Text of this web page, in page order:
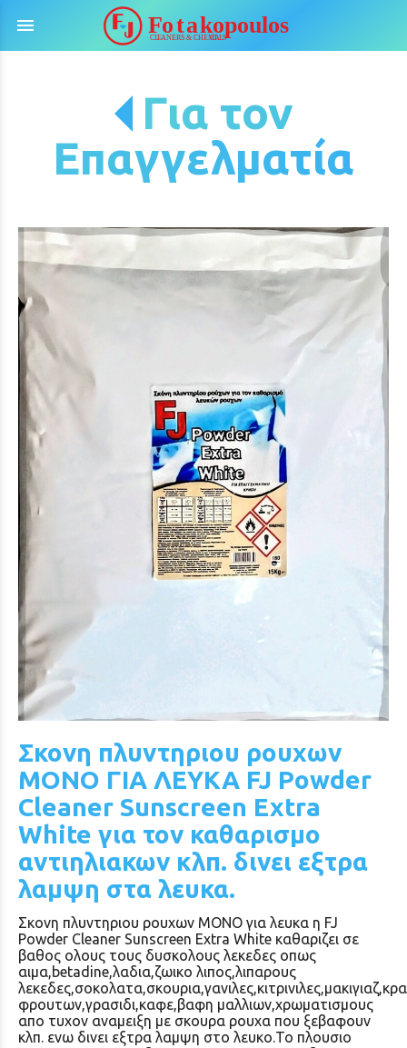
menu
Για τον
Επαγγελματία
Σκονη πλυντηριου ρουχων
ΜΟΝΟ ΓΙΑ ΛΕΥΚΑ FJ Powder
Cleaner Sunscreen Extra
White για τον καθαρισμο
αντιηλιακων κλπ. δινει εξτρα
λαμψη στα λευκα.
Σκονη πλυντηριου ρουχων ΜΟΝΟ για λευκα η FJ
Powder Cleaner Sunscreen Extra White καθαριζει σε
βαθος ολους τους δυσκολους λεκεδες οπως
αιμα,betadine,λαδια,ζωικο λιπος,λιπαρους
φρουτων,γρασιδι,καφε,βαφη μαλλιων,χρωματισμους
απο τυχον αναμειξη με σκουρα ρουχα που ξεβαφουν
κλπ. ενω δινει εξτρα λαμψη στο λευκο.Το πλουσιο